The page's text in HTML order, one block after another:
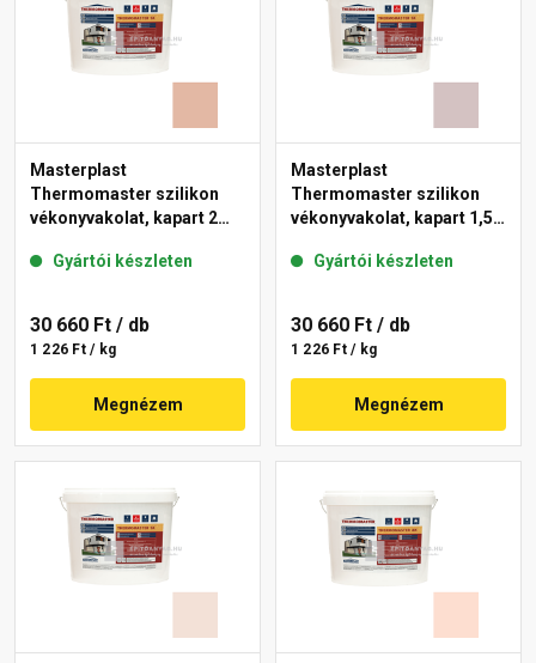
Masterplast
Thermomaster szilikon
vékonyvakolat, kapart 2
Gyártói készleten
30 660 Ft / db
1 226 Ft / kg
Megnézem
Masterplast
Thermomaster szilikon
vékonyvakolat, kapart 1,5
Gyártói készleten
30 660 Ft / db
1 226 Ft / kg
Megnézem